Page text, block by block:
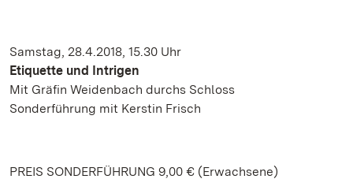
Samstag, 28.4.2018, 15.30 Uhr
Etiquette und Intrigen
Mit Gräfin Weidenbach durchs Schloss
Sonderführung mit Kerstin Frisch
PREIS SONDERFÜHRUNG 9,00 € (Erwachsene)